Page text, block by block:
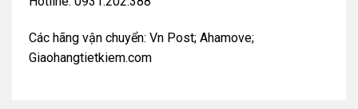
Các hãng vận chuyển: Vn Post; Ahamove;
Giaohangtietkiem.com